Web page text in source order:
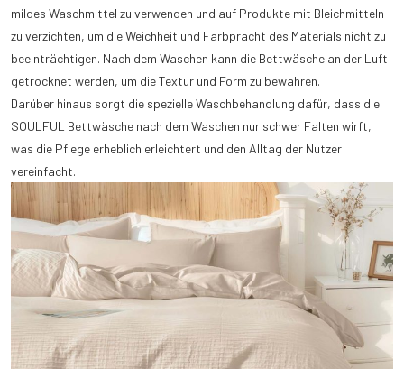
mildes Waschmittel zu verwenden und auf Produkte mit Bleichmitteln
zu verzichten, um die Weichheit und Farbpracht des Materials nicht zu
beeinträchtigen. Nach dem Waschen kann die Bettwäsche an der Luft
getrocknet werden, um die Textur und Form zu bewahren.
Darüber hinaus sorgt die spezielle Waschbehandlung dafür, dass die
SOULFUL Bettwäsche nach dem Waschen nur schwer Falten wirft,
was die Pflege erheblich erleichtert und den Alltag der Nutzer
vereinfacht.